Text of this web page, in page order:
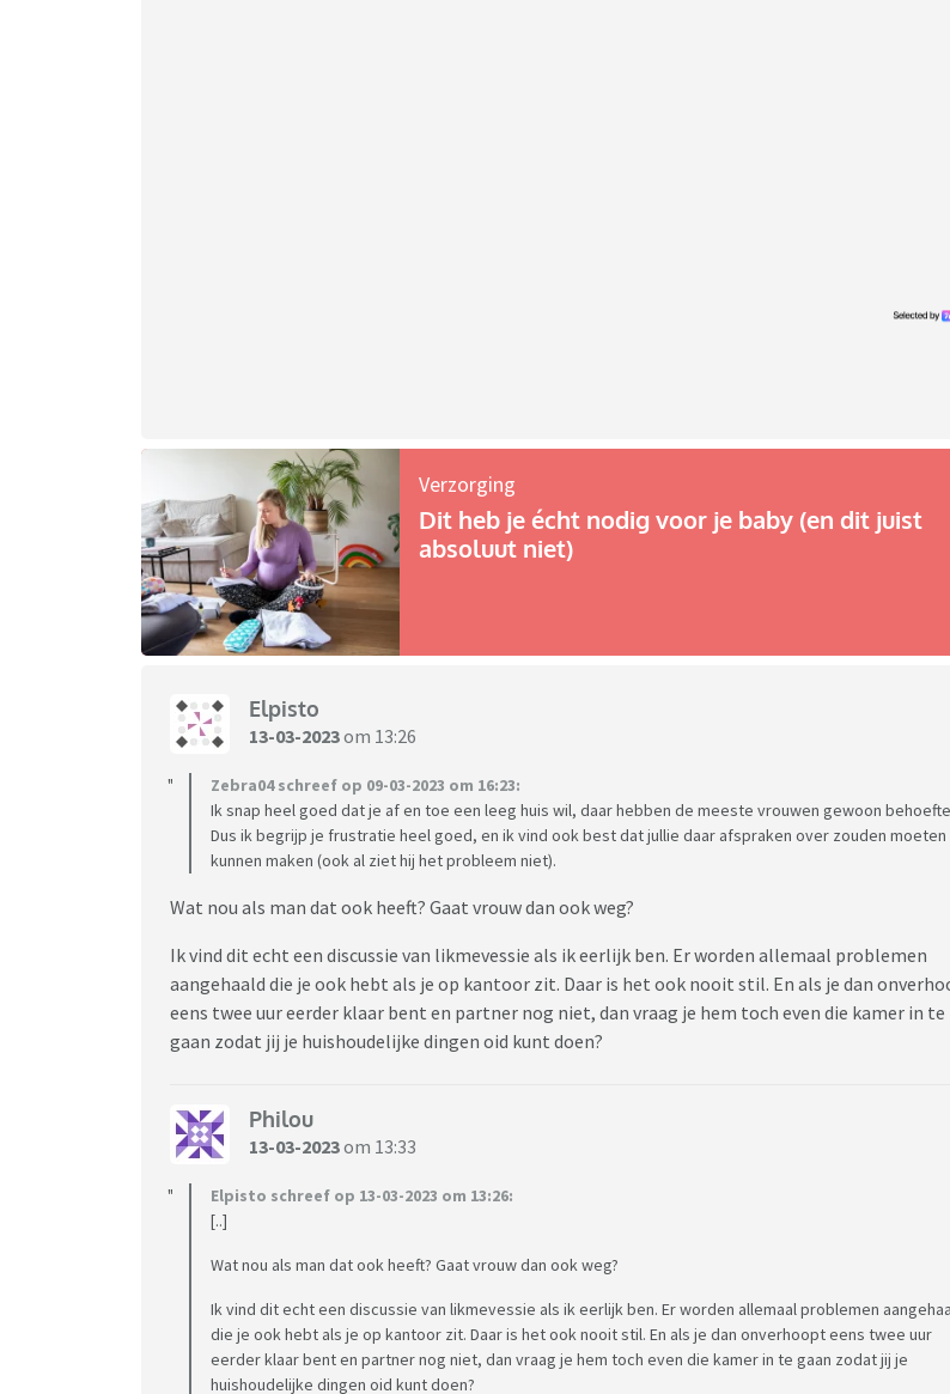
Verzorging
Dit heb je écht nodig voor je baby (en dit juist
absoluut niet)
Elpisto
13-03-2023om 13:26
Zebra04 schreef op 09-03-2023 om 16:23:
Ik snap heel goed dat je af en toe een leeg huis wil, daar hebben de meeste vrouwen gewoon
Dus ik begrijp je frustratie heel goed, en ik vind ook best dat jullie daar afspraken over zouden moeten
kunnen maken (ook al ziet hij het probleem niet).
Wat nou als man dat ook heeft? Gaat vrouw dan ook weg?
Ik vind dit echt een discussie van likmevessie als ik eerlijk ben. Er worden allemaal problemen
aangehaald die je ook hebt als je op kantoor zit. Daar is het ook nooit stil. En als je dan
eens twee uur eerder klaar bent en partner nog niet, dan vraag je hem toch even die kamer in te
gaan zodat jij je huishoudelijke dingen oid kunt doen?
Philou
13-03-2023om 13:33
Elpisto schreef op 13-03-2023 om 13:26:
[..]
Wat nou als man dat ook heeft? Gaat vrouw dan ook weg?
Ik vind dit echt een discussie van likmevessie als ik eerlijk ben. Er worden allemaal problemen
die je ook hebt als je op kantoor zit. Daar is het ook nooit stil. En als je dan onverhoopt eens twee uur
eerder klaar bent en partner nog niet, dan vraag je hem toch even die kamer in te gaan zodat jij je
huishoudelijke dingen oid kunt doen?